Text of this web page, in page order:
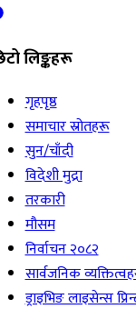
लिङ्कहरू
गृहपृष्ठ
समाचार स्रोतहरू
सुन/चाँदी
विदेशी मुद्रा
तरकारी
मौसम
निर्वाचन २०८२
सार्वजनिक
ड्राइभिङ लाइसेन्स